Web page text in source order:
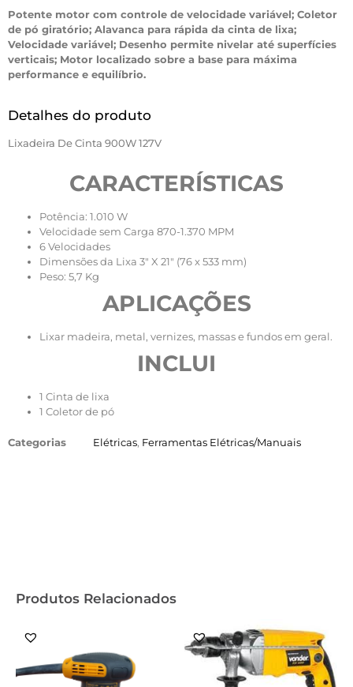
Potente motor com controle de velocidade variável; Coletor
de pó giratório; Alavanca para rápida da cinta de lixa;
Velocidade variável; Desenho permite nivelar até superfícies
verticais; Motor localizado sobre a base para máxima
performance e equilíbrio.
Detalhes do produto
Lixadeira De Cinta 900W 127V
CARACTERÍSTICAS
Potência: 1.010 W
Velocidade sem Carga 870-1.370 MPM
6 Velocidades
Dimensões da Lixa 3″ X 21″ (76 x 533 mm)
Peso: 5,7 Kg
APLICAÇÕES
Lixar madeira, metal, vernizes, massas e fundos em geral.
INCLUI
1 Cinta de lixa
1 Coletor de pó
Categorias Elétricas, Ferramentas Elétricas/Manuais
Produtos Relacionados